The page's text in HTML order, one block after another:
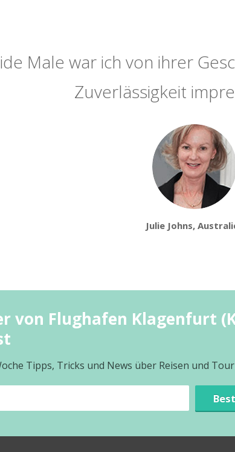
Male war ich von ihrer
Zuverlässigkeit
Julie Johns,
von Flughafen Klagenfurt
Tipps, Tricks und News über Reisen und